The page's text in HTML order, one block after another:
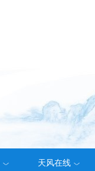
天风在线